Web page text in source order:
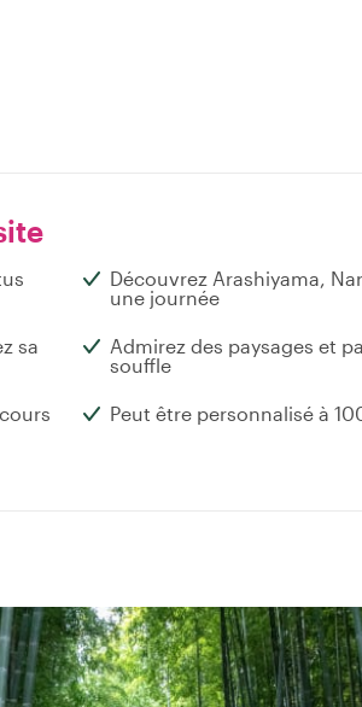
Découvrez Arashiyama,
une journée
sa
Admirez des paysages et
souffle
Peut être personnalisé à